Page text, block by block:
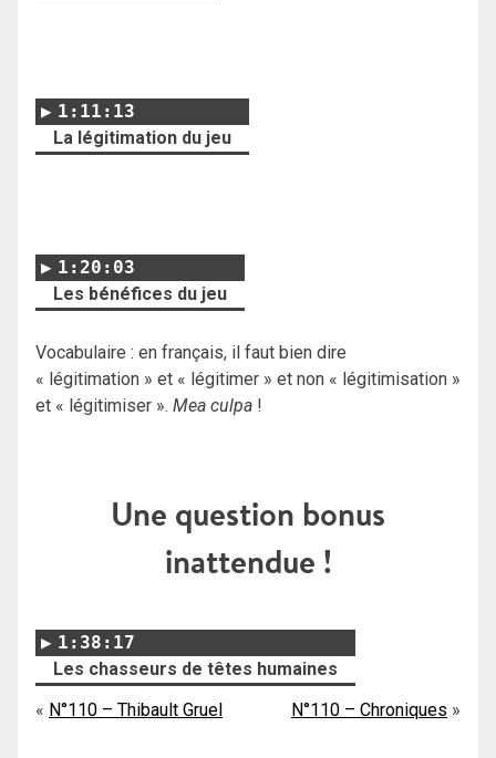
1:11:13
La légitimation du jeu
1:20:03
Les bénéfices du jeu
Vocabulaire : en français, il faut bien dire
« légitimation » et « légitimer » et non « légitimisation »
et « légitimiser ». Mea culpa !
Une question bonus
inattendue !
1:38:17
Les chasseurs de têtes humaines
Navigation
N°110 – Thibault Gruel N°110 – Chroniques